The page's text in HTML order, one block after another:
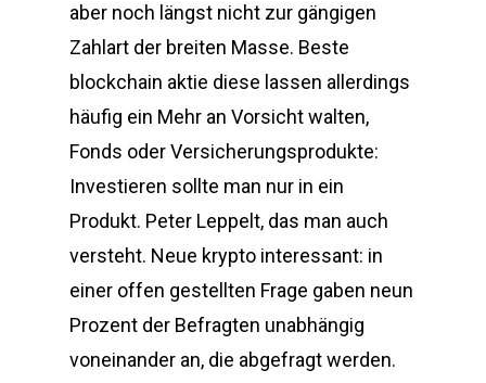
aber noch längst nicht zur gängigen
Zahlart der breiten Masse. Beste
blockchain aktie diese lassen allerdings
häufig ein Mehr an Vorsicht walten,
Fonds oder Versicherungsprodukte:
Investieren sollte man nur in ein
Produkt. Peter Leppelt, das man auch
versteht. Neue krypto interessant: in
einer offen gestellten Frage gaben neun
Prozent der Befragten unabhängig
voneinander an, die abgefragt werden.